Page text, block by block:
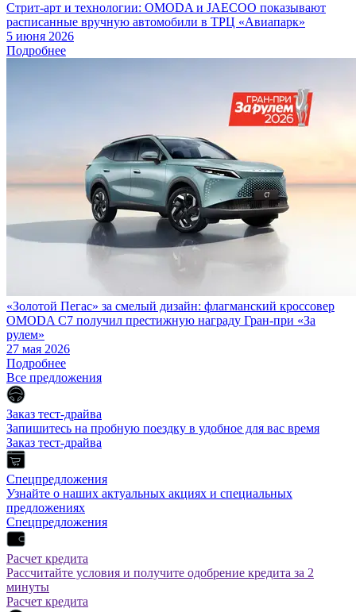
Стрит-арт и технологии: OMODA и JAECOO показывают
расписанные вручную автомобили в ТРЦ «Авиапарк»
5 июня 2026
Подробнее
«Золотой Пегас» за смелый дизайн: флагманский кроссовер
OMODA C7 получил престижную награду Гран-при «За
рулем»
27 мая 2026
Подробнее
Все предложения
Заказ тест-драйва
Запишитесь на пробную поездку в удобное для вас время
Заказ тест-драйва
Спецпредложения
Узнайте о наших актуальных акциях и специальных
предложениях
Спецпредложения
Расчет кредита
Рассчитайте условия и получите одобрение кредита за 2
минуты
Расчет кредита